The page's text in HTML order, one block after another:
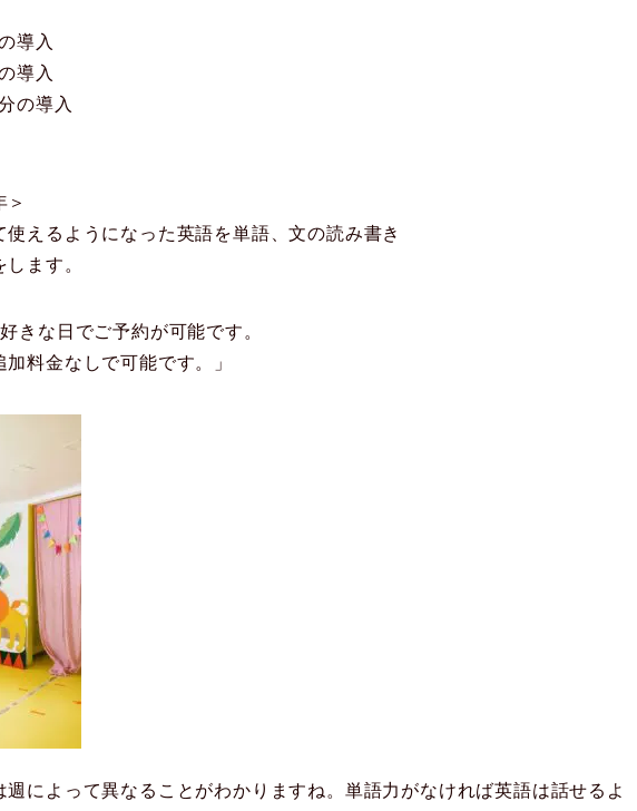
導入
導入
の導入
＞
使えるようになった英語を単語、文の読み書き
ます。
な日でご予約が可能です。
料金なしで可能です。」
週によって異なることがわかりますね。単語力がなければ英語は話せるよ